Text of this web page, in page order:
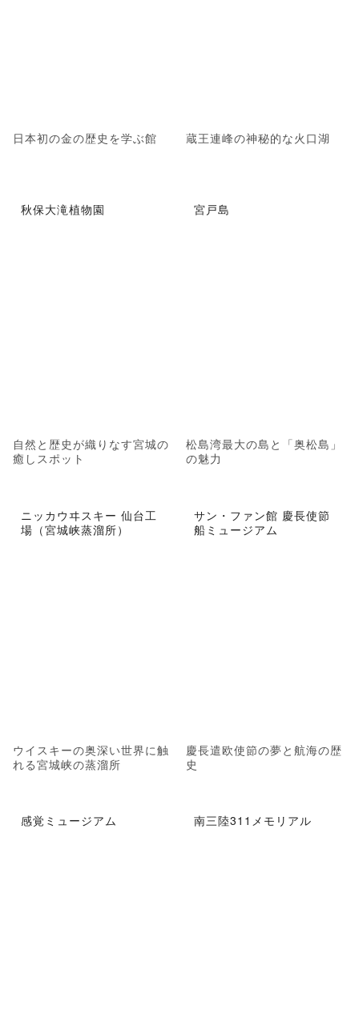
日本初の金の歴史を学ぶ館 蔵王連峰の神秘的な火口湖
秋保大滝植物園
自然と歴史が織りなす宮城の
癒しスポット
宮戸島
松島湾最大の島と「奥松島」
の魅力
ニッカウヰスキー 仙台工
場（宮城峡蒸溜所）
ウイスキーの奥深い世界に触
れる宮城峡の蒸溜所
サン・ファン館 慶長使節
船ミュージアム
慶長遣欧使節の夢と航海の歴
史
感覚ミュージアム 南三陸311メモリアル